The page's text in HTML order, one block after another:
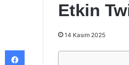
Etkin
14 Kasım 2025
Facebook